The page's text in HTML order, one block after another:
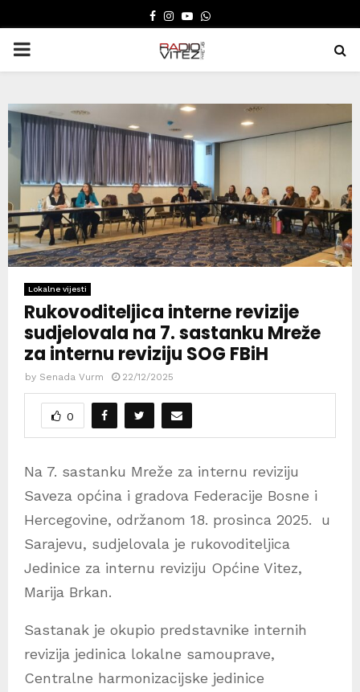
FACEBOOK
INSTAGRAM
YOUTUBE
WHATSAPP
PRIMARY
Lokalne vijesti
Rukovoditeljica interne revizije
sudjelovala na 7. sastanku Mreže
za internu reviziju SOG FBiH
by Senada Vurm 22/12/2025
0
Na 7. sastanku Mreže za internu reviziju
Saveza općina i gradova Federacije Bosne i
Hercegovine, održanom 18. prosinca 2025. u
Sarajevu, sudjelovala je rukovoditeljica
Jedinice za internu reviziju Općine Vitez,
Marija Brkan.
Sastanak je okupio predstavnike internih
revizija jedinica lokalne samouprave,
Centralne harmonizacijske jedinice